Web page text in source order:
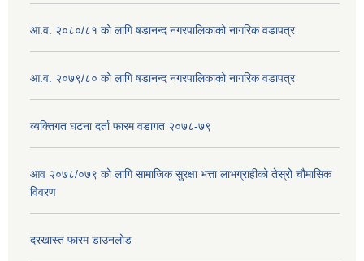
आ.व. २०८०/८१ को लागि षडानन्द नगरपालिकाको नागरिक वडापत्र
आ.व. २०७९/८० को लागि षडानन्द नगरपालिकाको नागरिक वडापत्र
व्यक्तिगत घटना दर्ता फारम वडागत २०७८-७९
आव २०७८/०७९ को लागि सामाजिक सुरक्षा भत्ता लाभग्राहीको तेस्रो चौमासिक
विवरण
दरखास्त फारम डाउनलोड